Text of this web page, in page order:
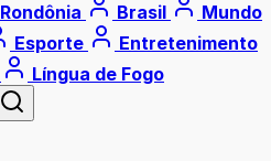
Rondônia Brasil
Mundo
Esporte
Entretenimento
Língua de Fogo